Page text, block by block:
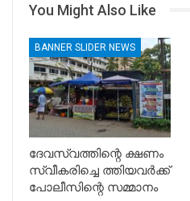
You Might Also Like
BANNER SLIDER NEWS
ദേവസ്വത്തിന്റെ ക്ഷണം
സ്വീകരിച്ചെ ത്തിയവർക്ക്
പോലീസിന്റെ സമ്മാനം